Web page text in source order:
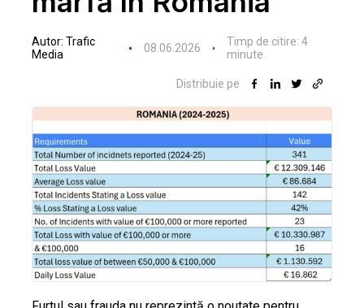
Autor: Trafic
Media
08.06.2026 Timp de citire: 4
minute
Distribuie pe